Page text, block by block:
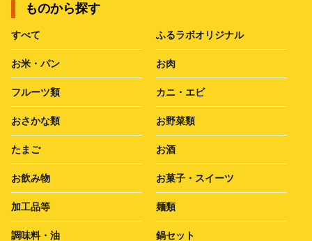
ものから探す
すべて ふるラボオリジナル
お米・パン お肉
フルーツ類 カニ・エビ
おさかな類 お野菜類
たまご お酒
お飲み物 お菓子・スイーツ
加工品等 麺類
調味料・油 鍋セット